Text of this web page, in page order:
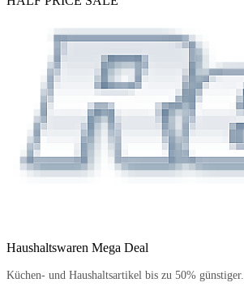
Haushaltswaren Mega Deal
Küchen- und Haushaltsartikel bis zu 50% günstiger.